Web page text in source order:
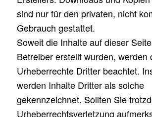
sind nur für den privaten, nicht
Gebrauch gestattet.
Soweit die Inhalte auf dieser
Betreiber erstellt wurden, werden
Urheberrechte Dritter beachtet.
werden Inhalte Dritter als solche
gekennzeichnet. Sollten Sie
Urheberrechtsverletzung